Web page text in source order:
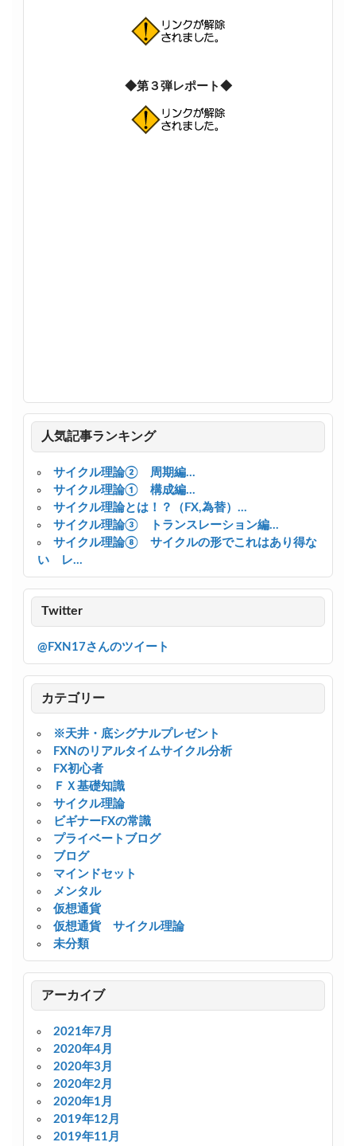
◆第３弾レポート◆
人気記事ランキング
サイクル理論② 周期編...
サイクル理論① 構成編...
サイクル理論とは！？（FX,為替）...
サイクル理論③ トランスレーション編...
サイクル理論⑧ サイクルの形でこれはあり得な
い レ...
Twitter
@FXN17さんのツイート
カテゴリー
※天井・底シグナルプレゼント
FXNのリアルタイムサイクル分析
FX初心者
ＦＸ基礎知識
サイクル理論
ビギナーFXの常識
プライベートブログ
ブログ
マインドセット
メンタル
仮想通貨
仮想通貨 サイクル理論
未分類
アーカイブ
2021年7月
2020年4月
2020年3月
2020年2月
2020年1月
2019年12月
2019年11月